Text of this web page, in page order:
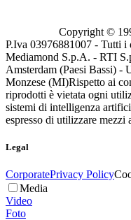
Copyright ©
P.Iva 03976881007 - Tutti
Mediamond S.p.A. - RTI
Amsterdam (Paesi Bassi)
Monzese (MI)Rispetto ai
riprodotti è vietata ogni
sistemi di intelligenza
espresso di utilizzare mezzi
Legal
CorporatePrivacy Policy
Media
Video
Foto